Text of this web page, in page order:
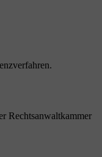
Rechtsanwaltkammer